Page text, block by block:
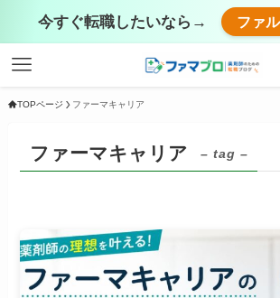
今すぐ転職したいなら→ ファ
TOPページ ファーマキャリア
ファーマキャリア – tag –